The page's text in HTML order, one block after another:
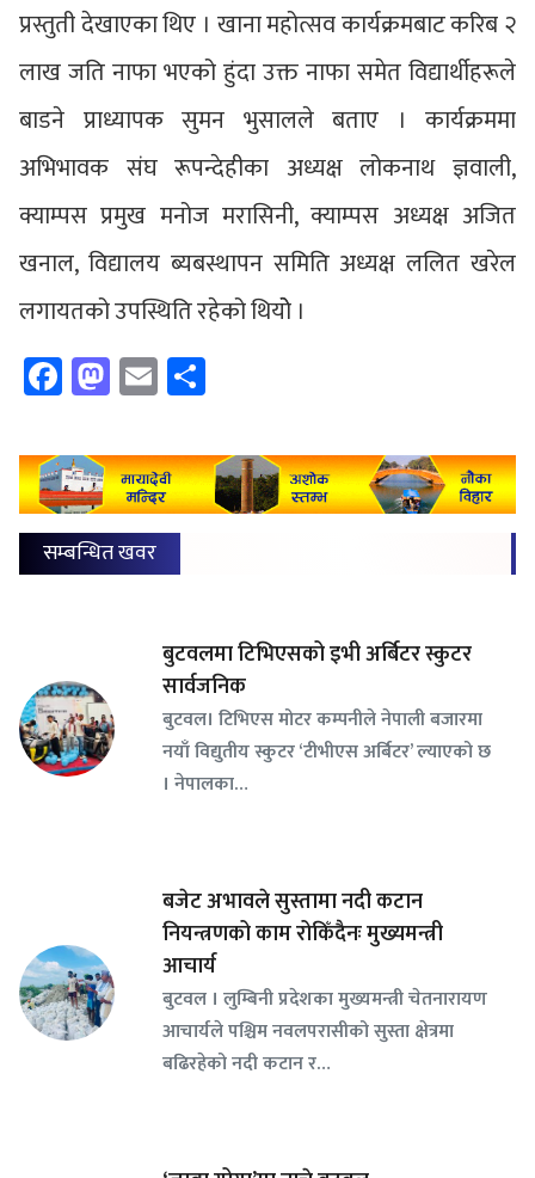
प्रस्तुती देखाएका थिए । खाना महोत्सव कार्यक्रमबाट करिब २
लाख जति नाफा भएको हुंदा उक्त नाफा समेत विद्यार्थीहरूले
बाडने प्राध्यापक सुमन भुसालले बताए । कार्यक्रममा
अभिभावक संघ रूपन्देहीका अध्यक्ष लोकनाथ ज्ञवाली,
क्याम्पस प्रमुख मनोज मरासिनी, क्याम्पस अध्यक्ष अजित
खनाल, विद्यालय ब्यबस्थापन समिति अध्यक्ष ललित खरेल
लगायतको उपस्थिति रहेको थियोे ।
Facebook
Mastodon
Email
सम्बन्धित खवर
बुटवलमा टिभिएसको इभी अर्बिटर स्कुटर
सार्वजनिक
बुटवल। टिभिएस मोटर कम्पनीले नेपाली बजारमा
नयाँ विद्युतीय स्कुटर ‘टीभीएस अर्बिटर’ ल्याएको छ
। नेपालका…
बजेट अभावले सुस्तामा नदी कटान
नियन्त्रणको काम रोकिँदैनः मुख्यमन्त्री
आचार्य
बुटवल । लुम्बिनी प्रदेशका मुख्यमन्त्री चेतनारायण
आचार्यले पश्चिम नवलपरासीको सुस्ता क्षेत्रमा
बढिरहेको नदी कटान र…